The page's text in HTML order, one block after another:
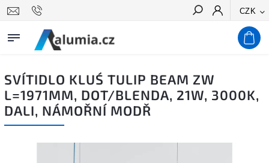
CZK
Hledat
SVÍTIDLO KLUŚ TULIP BEAM ZW
L=1971MM, DOT/BLENDA, 21W, 3000K,
DALI, NÁMOŘNÍ MODŘ